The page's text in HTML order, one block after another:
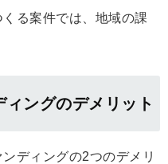
る案件では、地域の課
ングのデメリット
ディングの2つのデメリ